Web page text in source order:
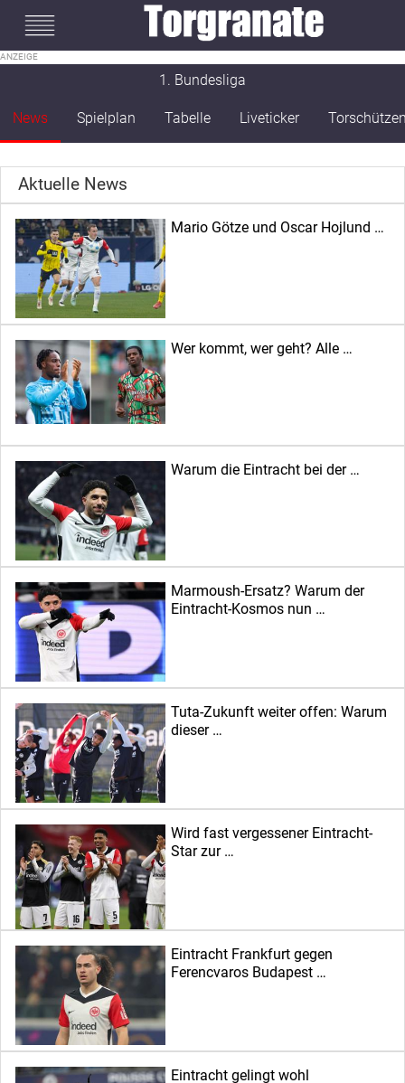
1. Bundesliga
News Spielplan Tabelle Liveticker
Aktuelle News
Mario Götze und Oscar Hojlund …
Wer kommt, wer geht? Alle …
Warum die Eintracht bei der …
Marmoush-Ersatz? Warum der
Eintracht-Kosmos nun …
Tuta-Zukunft weiter offen: Warum
dieser …
Wird fast vergessener Eintracht-
Star zur …
Eintracht Frankfurt gegen
Ferencvaros Budapest …
Eintracht gelingt wohl